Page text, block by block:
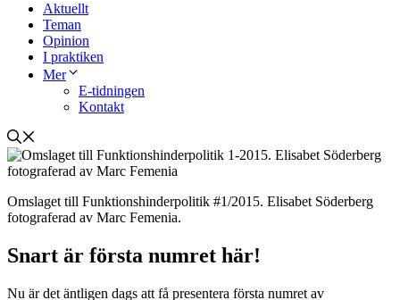
Aktuellt
Teman
Opinion
I praktiken
Mer
E-tidningen
Kontakt
Omslaget till Funktionshinderpolitik #1/2015. Elisabet Söderberg
fotograferad av Marc Femenia.
Snart är första numret här!
Nu är det äntligen dags att få presentera första numret av